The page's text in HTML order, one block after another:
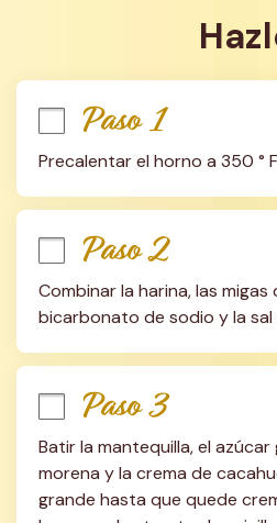
Paso 1
Precalentar el horno a 350 °
Paso 2
Combinar la harina, las migas
bicarbonato de sodio y la
Paso 3
Batir la mantequilla, el
morena y la crema de
grande hasta que quede